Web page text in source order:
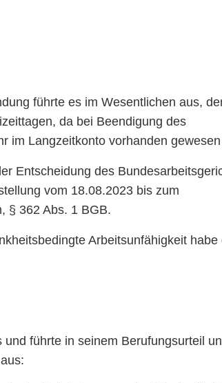
führte es im Wesentlichen aus,
da bei Beendigung des
im Langzeitkonto vorhanden
Entscheidung des
vom 18.08.2023 bis zum
§ 362 Abs. 1 BGB.
Arbeitsunfähigkeit habe
führte in seinem Berufungsurteil